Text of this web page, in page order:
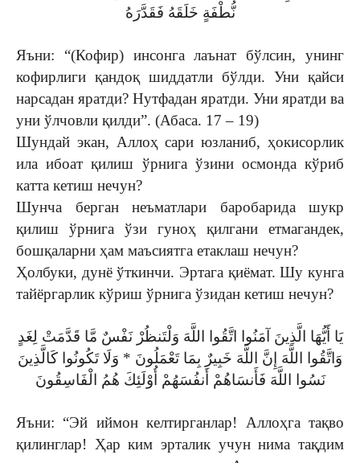
نُّطْفَةٍ خَلَقَهُ فَقَدَّرَهُ
Яъни: “(Кофир) инсонга лаънат бўлсин, унинг
кофирлиги қандоқ шиддатли бўлди. Уни қайси
нарсадан яратди? Нутфадан яратди. Уни яратди ва
уни ўлчовли қилди”. (Абаса. 17 – 19)
Шундай экан, Аллоҳ сари юзланиб, ҳокисорлик
ила ибоат қилиш ўрнига ўзини осмонда кўриб
катта кетиш нечун?
Шунча берган неъматлари баробарида шукр
қилиш ўрнига ўзи гуноҳ қилгани етмагандек,
бошқаларни ҳам маъсиятга етаклаш нечун?
Ҳолбуки, дунё ўткинчи. Эртага қиёмат. Шу кунга
тайёргарлик кўриш ўрнига ўзидан кетиш нечун?
يَا أَيُّهَا الَّذِينَ آمَنُوا اتَّقُوا اللَّهَ وَلْتَنظُرْ نَفْسٌ مَّا قَدَّمَتْ لِغَدٍ
وَاتَّقُوا اللَّهَ إِنَّ اللَّهَ خَبِيرٌ بِمَا تَعْمَلُونَ * وَلَا تَكُونُوا كَالَّذِينَ
نَسُوا اللَّهَ فَأَنسَاهُمْ أَنفُسَهُمْ أُوْلَئِكَ هُمُ الْفَاسِقُونَ
Яъни: “Эй иймон келтирганлар! Аллоҳга тақво
қилинглар! Ҳар ким эрталик учун нима тақдим